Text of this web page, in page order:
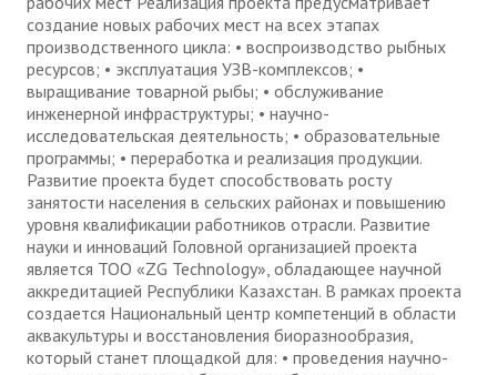
создание новых рабочих мест на всех этапах
производственного цикла: • воспроизводство рыбных
ресурсов; • эксплуатация УЗВ-комплексов; •
выращивание товарной рыбы; • обслуживание
инженерной инфраструктуры; • научно-
исследовательская деятельность; • образовательные
программы; • переработка и реализация продукции.
Развитие проекта будет способствовать росту
занятости населения в сельских районах и повышению
уровня квалификации работников отрасли. Развитие
науки и инноваций Головной организацией проекта
является ТОО «ZG Technology», обладающее научной
аккредитацией Республики Казахстан. В рамках проекта
создается Национальный центр компетенций в области
аквакультуры и восстановления биоразнообразия,
который станет площадкой для: • проведения научно-